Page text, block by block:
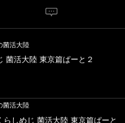
菌活大陸
菌活大陸 東京篇ぱーと２
菌活大陸
らしめじ 菌活大陸 東京篇ぱーと